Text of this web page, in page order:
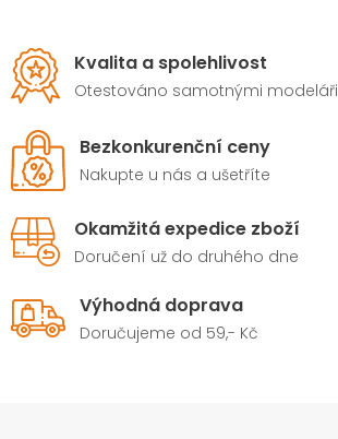
Kvalita a spolehlivost
Otestováno samotnými modeláři
Bezkonkurenční ceny
Nakupte u nás a ušetříte
Okamžitá expedice zboží
Doručení už do druhého dne
Výhodná doprava
Doručujeme od 59,- Kč